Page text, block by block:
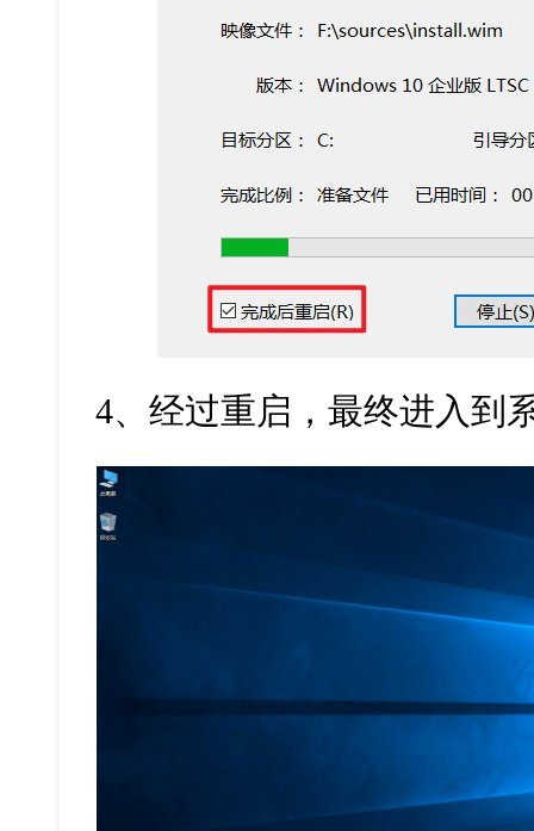
4、经过重启，最终进入到